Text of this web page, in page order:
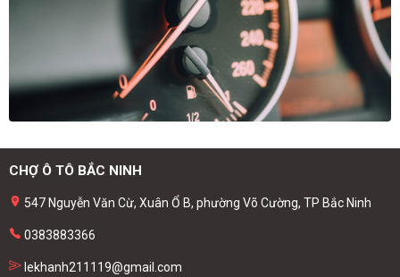
CHỢ Ô TÔ BẮC NINH
547 Nguyễn Văn Cừ, Xuân Ổ B, phường Võ Cường, TP Bắc Ninh
0383883366
lekhanh211119@gmail.com